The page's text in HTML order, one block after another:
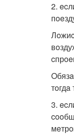
2.
3.